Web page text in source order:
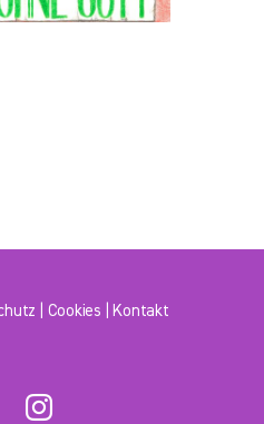
Cookies Kontakt